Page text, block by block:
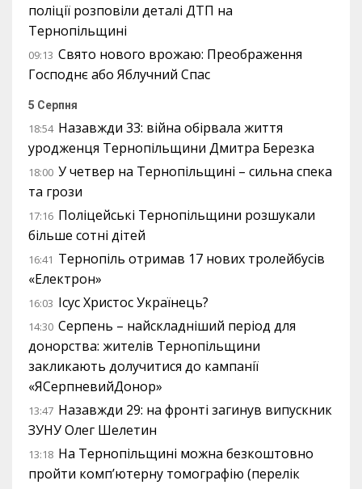
поліції розповіли деталі ДТП на
Тернопільщині
09:13 Свято нового врожаю: Преображення
Господнє або Яблучний Спас
5 Серпня
18:54 Назавжди 33: війна обірвала життя
уродженця Тернопільщини Дмитра Березка
18:00 У четвер на Тернопільщині – сильна спека
та грози
17:16 Поліцейські Тернопільщини розшукали
більше сотні дітей
16:41 Тернопіль отримав 17 нових тролейбусів
«Електрон»
16:03 Ісус Христос Українець?
14:30 Серпень – найскладніший період для
донорства: жителів Тернопільщини
закликають долучитися до кампанії
«ЯСерпневийДонор»
13:47 Назавжди 29: на фронті загинув випускник
ЗУНУ Олег Шелетин
13:18 На Тернопільщині можна безкоштовно
пройти комп’ютерну томографію (перелік